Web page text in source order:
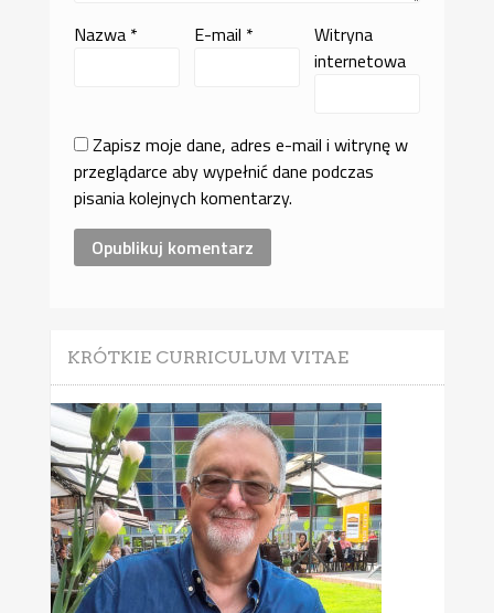
Nazwa * E-mail *
Witryna
internetowa
Zapisz moje dane, adres e-mail i witrynę w
przeglądarce aby wypełnić dane podczas
pisania kolejnych komentarzy.
KRÓTKIE CURRICULUM VITAE